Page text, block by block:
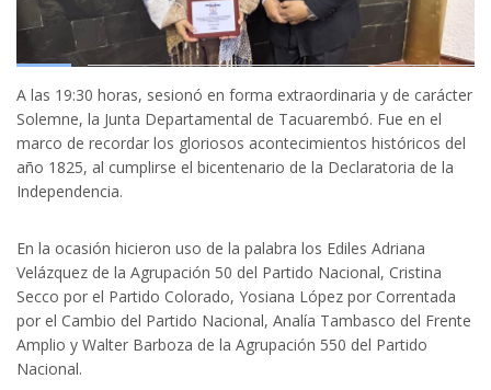
A las 19:30 horas, sesionó en forma extraordinaria y de carácter
Solemne, la Junta Departamental de Tacuarembó. Fue en el
marco de recordar los gloriosos acontecimientos históricos del
año 1825, al cumplirse el bicentenario de la Declaratoria de la
Independencia.
En la ocasión hicieron uso de la palabra los Ediles Adriana
Velázquez de la Agrupación 50 del Partido Nacional, Cristina
Secco por el Partido Colorado, Yosiana López por Correntada
por el Cambio del Partido Nacional, Analía Tambasco del Frente
Amplio y Walter Barboza de la Agrupación 550 del Partido
Nacional.